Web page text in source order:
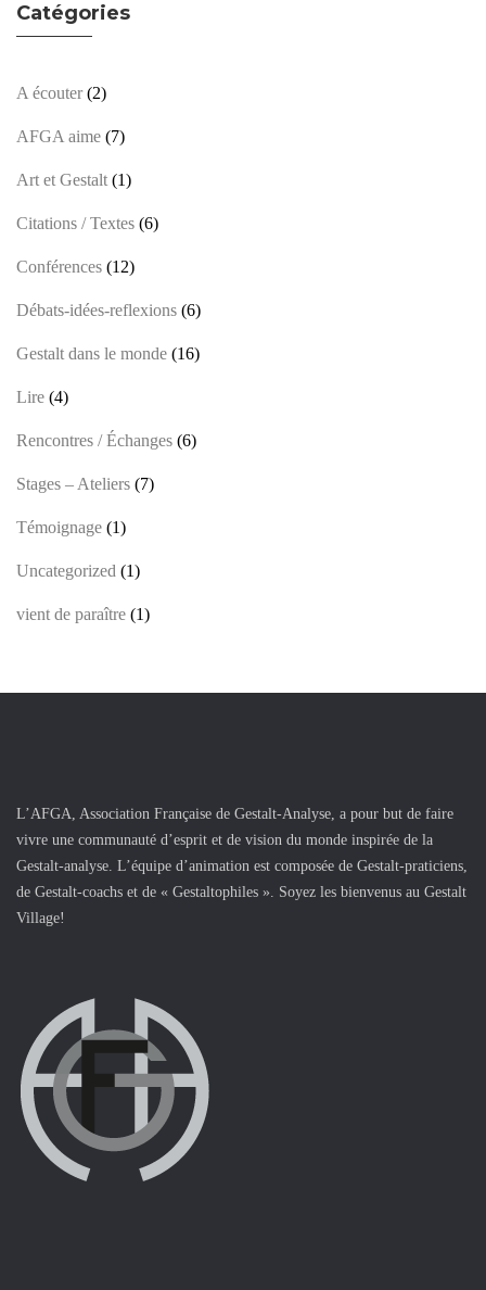
Catégories
A écouter(2)
AFGA aime (7)
Art et Gestalt (1)
Citations / Textes (6)
Conférences (12)
Débats-idées-reflexions (6)
Gestalt dans le monde (16)
Lire (4)
Rencontres / Échanges (6)
Stages – Ateliers (7)
Témoignage (1)
Uncategorized (1)
vient de paraître (1)
L’AFGA, Association Française de Gestalt-Analyse, a pour but de faire
vivre une communauté d’esprit et de vision du monde inspirée de la
Gestalt-analyse. L’équipe d’animation est composée de Gestalt-praticiens,
de Gestalt-coachs et de « Gestaltophiles ». Soyez les bienvenus au Gestalt
Village!